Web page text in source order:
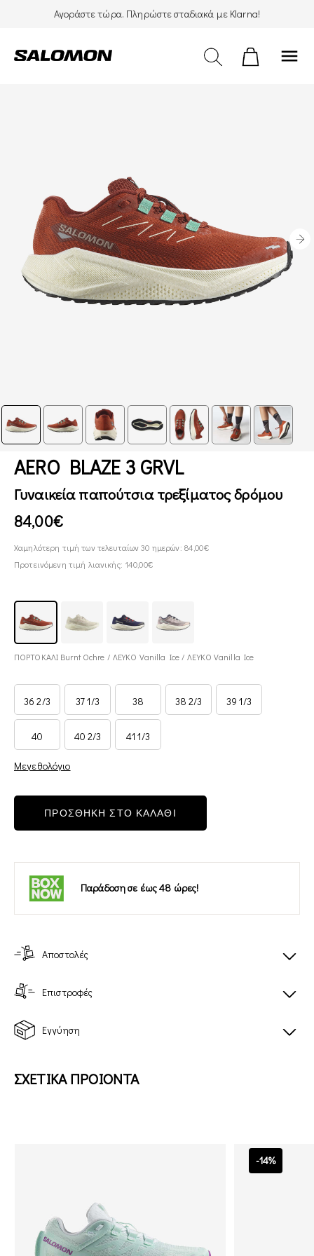
Αγοράστε τώρα. Πληρώστε σταδιακά με Klarna!
menu
AERO BLAZE 3 GRVL
Γυναικεία παπούτσια τρεξίματος δρόμου
84,00€
Χαμηλότερη τιμή των τελευταίων 30 ημερών: 84,00€
Προτεινόμενη τιμή λιανικής: 140,00€
ΠΟΡΤΟΚΑΛΙ Burnt Ochre / ΛΕΥΚΟ Vanilla Ice / ΛΕΥΚΟ Vanilla Ice
36 2/3 37 1/3 38 38 2/3 39 1/3
40 40 2/3 41 1/3
Μεγεθολόγιο
ΠΡΟΣΘΗΚΗ ΣΤΟ ΚΑΛΑΘΙ
Παράδοση σε έως 48 ώρες!
Αποστολές
Επιστροφές
Εγγύηση
ΣΧΕΤΙΚΑ ΠΡΟΙΟΝΤΑ
-14%